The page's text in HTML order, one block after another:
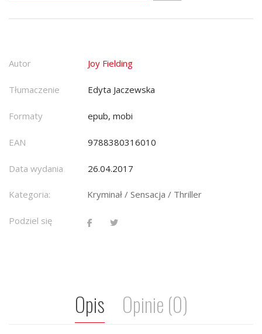
Autor Joy Fielding
Tłumaczenie Edyta Jaczewska
Formaty epub, mobi
EAN 9788380316010
Data wydania 26.04.2017
Kategoria: Kryminał / Sensacja / Thriller
Podziel się
Opis Opinie (0)